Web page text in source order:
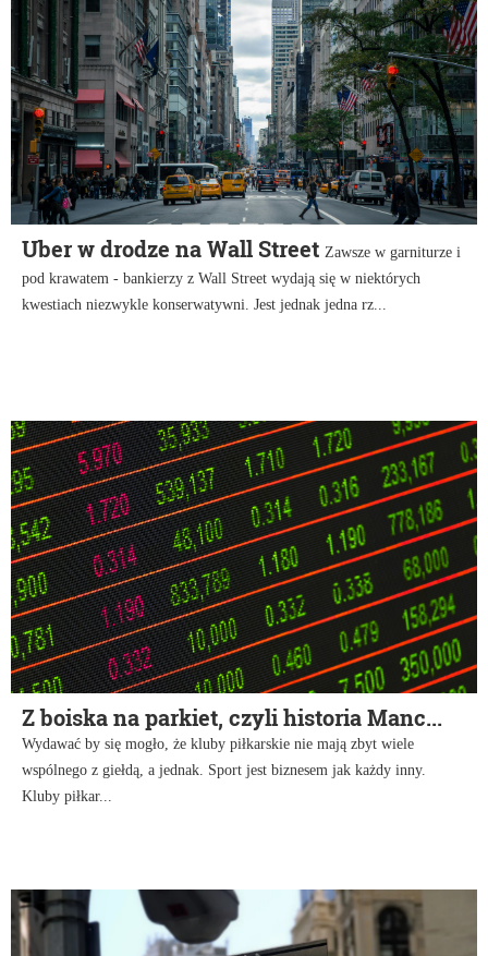
Uber w drodze na Wall Street Zawsze w garniturze i
pod krawatem - bankierzy z Wall Street wydają się w niektórych
kwestiach niezwykle konserwatywni. Jest jednak jedna rz...
Z boiska na parkiet, czyli historia Manc...
Wydawać by się mogło, że kluby piłkarskie nie mają zbyt wiele
wspólnego z giełdą, a jednak. Sport jest biznesem jak każdy inny.
Kluby piłkar...